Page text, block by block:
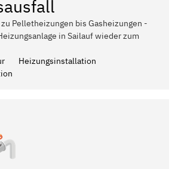
Pelletheizungen bis Gasheizungen -
in Sailauf wieder zum
Heizungsinstallation